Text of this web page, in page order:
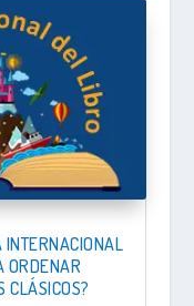
ORDENAR
CLÁSICOS?